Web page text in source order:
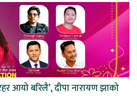
आयो बरिलै’, दीपा नारायण झाको